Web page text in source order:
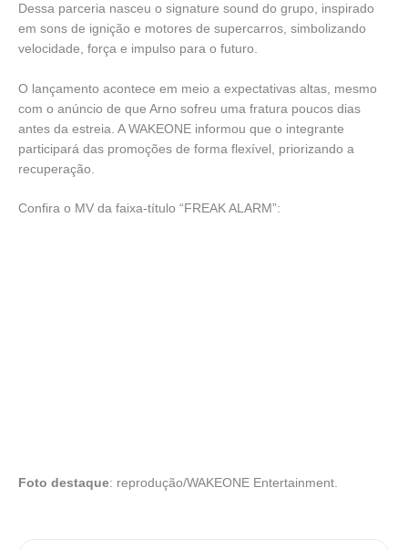
Dessa parceria nasceu o signature sound do grupo, inspirado
em sons de ignição e motores de supercarros, simbolizando
velocidade, força e impulso para o futuro.
O lançamento acontece em meio a expectativas altas, mesmo
com o anúncio de que Arno sofreu uma fratura poucos dias
antes da estreia. A WAKEONE informou que o integrante
participará das promoções de forma flexível, priorizando a
recuperação.
Confira o MV da faixa-título “FREAK ALARM”:
Foto destaque: reprodução/WAKEONE Entertainment.